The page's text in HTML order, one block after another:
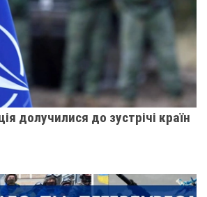
долучилися до зустрічі країн